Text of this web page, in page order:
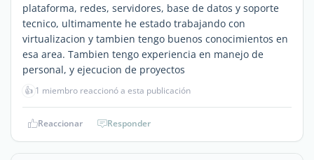
plataforma, redes, servidores, base de datos y soporte
tecnico, ultimamente he estado trabajando con
virtualizacion y tambien tengo buenos conocimientos en
esa area. Tambien tengo experiencia en manejo de
personal, y ejecucion de proyectos
👍 1 miembro reaccionó a esta publicación
Reaccionar Responder